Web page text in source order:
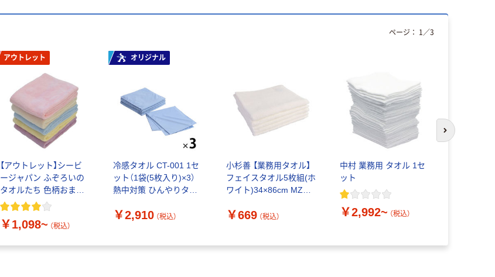
アウトレット
【アウトレット】シービ
ージャパン ふぞろいの
タオルたち 色柄おまか
せ1セット（5枚入）
￥1,098~ （税込）
オリジナル
冷感タオル CT-001 1セ
ット（1袋(5枚入り)×3）
熱中対策 ひんやりタオ
藤忠リーテイルリンク
￥2,910 （税込）
小杉善 【業務用タオル】
フェイスタオル5枚組(ホ
ワイト)34×86cm MZG-
（直送品）
￥669 （税込）
中村 業務用 タオル 1セ
ット
￥2,992~ （税込）
ページ： 1／3
次のスライド